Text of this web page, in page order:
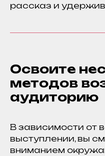
рассказ и
Освоите
методов
аудиторию
В зависимости от
выступлении, вы
вниманием